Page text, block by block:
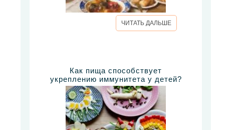
ЧИТАТЬ ДАЛЬШЕ
Как пища способствует
укреплению иммунитета у детей?